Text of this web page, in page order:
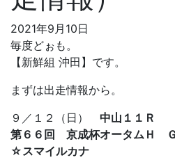
2021年9月10日
毎度どぉも。
【新鮮組 沖田】です。
まずは出走情報から。
９／１２（日） 中山１１Ｒ
第６６回 京成杯オータムＨ
☆スマイルカナ